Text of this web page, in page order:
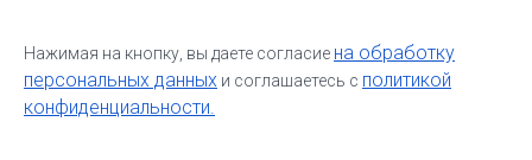
Нажимая на кнопку, вы даете согласие на обработку
персональных данных и соглашаетесь c политикой
конфиденциальности.